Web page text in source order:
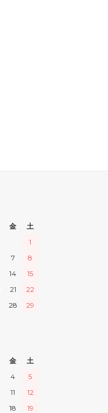
金
土
1
7
8
14
15
21
22
28
29
金
土
4
5
11
12
18
19